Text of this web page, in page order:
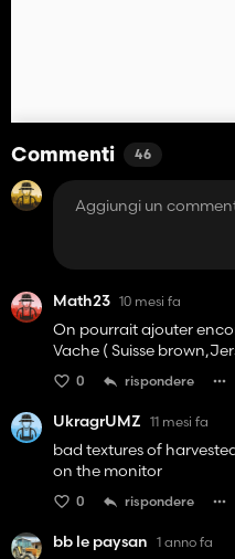
Commenti 46
Math23 10 mesi fa
On pourrait ajouter
Vache ( Suisse
0 rispondere
UkragrUMZ 11 mesi fa
bad textures of
on the monitor
0 rispondere
bb le paysan 1 anno fa